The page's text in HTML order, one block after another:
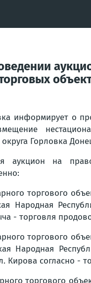
информирует о
Горловка
аукцион на
торгового
Народная
- торговля
торгового
Народная
согласно -
торгового